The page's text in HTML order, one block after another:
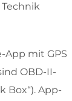
App mit GPS
OBD-II-
Box“). App-